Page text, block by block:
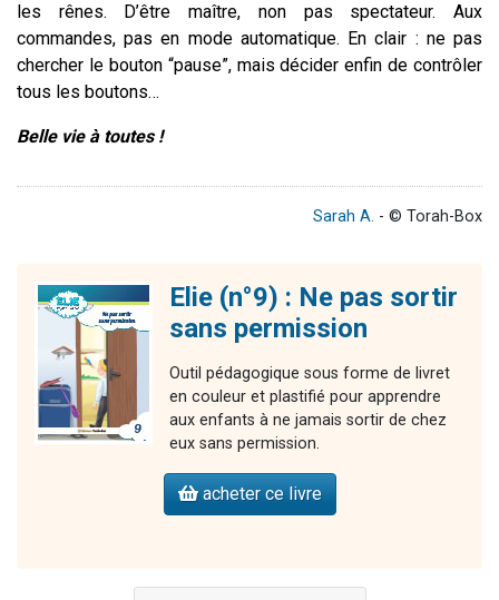
les rênes. D’être maître, non pas spectateur. Aux
commandes, pas en mode automatique. En clair : ne pas
chercher le bouton “pause”, mais décider enfin de contrôler
tous les boutons…
Belle vie à toutes !
Sarah A. - © Torah-Box
Elie (n°9) : Ne pas sortir
sans permission
Outil pédagogique sous forme de livret
en couleur et plastifié pour apprendre
aux enfants à ne jamais sortir de chez
eux sans permission.
acheter ce livre